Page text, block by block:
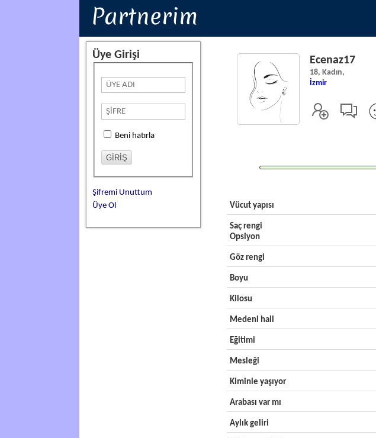
Partnerim
Üye Girişi
Beni hatırla
Şifremi Unuttum
Üye Ol
Ecenaz17
18, Kadın,
İzmir
Vücut yapısı
Saç rengi
Opsiyon
Göz rengi
Boyu
Kilosu
Medeni hali
Eğitimi
Mesleği
Kiminle yaşıyor
Arabası var mı
Aylık geliri